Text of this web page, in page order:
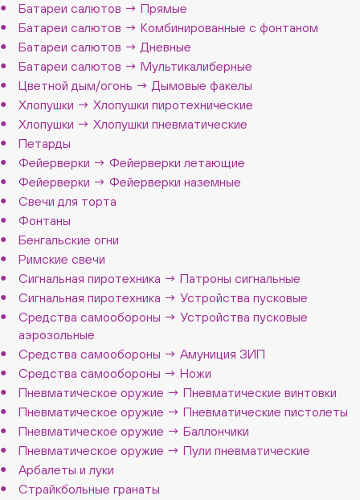
Батареи салютов → Прямые
Батареи салютов → Комбинированные с фонтаном
Батареи салютов → Дневные
Батареи салютов → Мультикалиберные
Цветной дым/огонь → Дымовые факелы
Хлопушки → Хлопушки пиротехнические
Хлопушки → Хлопушки пневматические
Петарды
Фейерверки → Фейерверки летающие
Фейерверки → Фейерверки наземные
Свечи для торта
Фонтаны
Бенгальские огни
Римские свечи
Сигнальная пиротехника → Патроны сигнальные
Сигнальная пиротехника → Устройства пусковые
Средства самообороны → Устройства пусковые
аэрозольные
Средства самообороны → Амуниция ЗИП
Средства самообороны → Ножи
Пневматическое оружие → Пневматические винтовки
Пневматическое оружие → Пневматические пистолеты
Пневматическое оружие → Баллончики
Пневматическое оружие → Пули пневматические
Арбалеты и луки
Страйкбольные гранаты